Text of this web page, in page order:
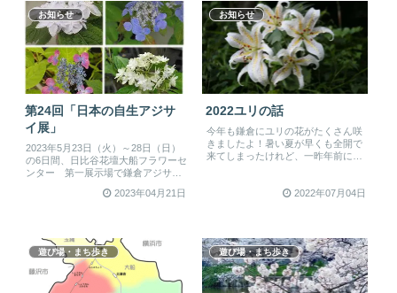
お知らせ
第24回「日本の自生アジサ
イ展」
2023年5月23日（火）～28日（日）
の6日間、日比谷花壇大船フラワーセ
ンター 第一展示場で鎌倉アジサイ
2023年04月21日
お知らせ
2022ユリの話
今年も鎌倉にユリの花がたくさん咲
きましたよ！暑い夏が早くも全開で
来てしまったけれど、一昨年前に玉
2022年07月04日
遊び場・まち歩き 遊び場・まち歩き